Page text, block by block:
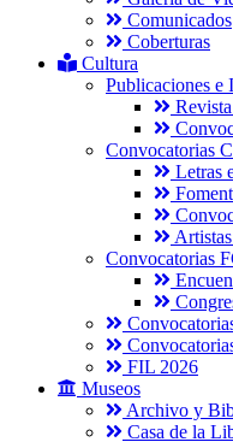
Comunicados
Coberturas
Cultura
Publicaciones e
Convocatorias
Letras
Convocatorias
FIL 2026
Museos
Archivo y
Casa de la